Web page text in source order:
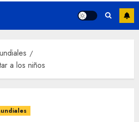
a los niños